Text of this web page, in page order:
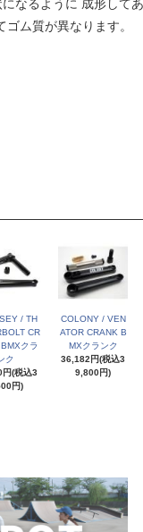
なるように 成形して
ム質が異なります。
/ TH
CR
クラ
ク
(税込3
円)
COLONY / VEN
ATOR CRANK B
MXクランク
36,182円(税込3
9,800円)